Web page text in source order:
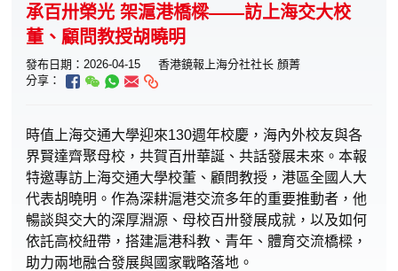
承百卅榮光 架滬港橋樑——訪上海交大校
董、顧問教授胡曉明
發布日期：2026-04-15
香港鏡報上海分社社长 顏菁
分享：
時值上海交通大學迎來130週年校慶，海內外校友與各
界賢達齊聚母校，共賀百卅華誕、共話發展未來。本報
特邀專訪上海交通大學校董、顧問教授，港區全國人大
代表胡曉明。作為深耕滬港交流多年的重要推動者，他
暢談與交大的深厚淵源、母校百卅發展成就，以及如何
依託高校紐帶，搭建滬港科教、青年、體育交流橋樑，
助力兩地融合發展與國家戰略落地。